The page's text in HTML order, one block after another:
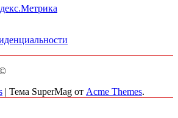
| Тема SuperMag от Acme Themes.